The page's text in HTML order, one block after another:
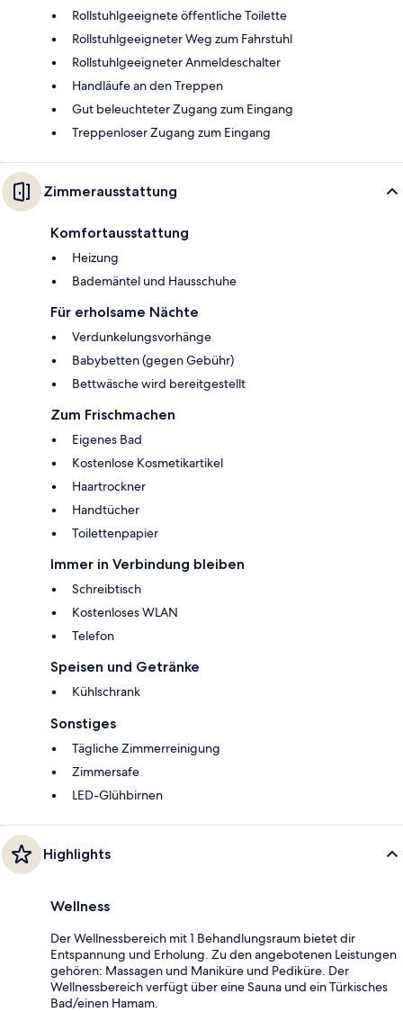
Rollstuhlgeeignete öffentliche Toilette
Rollstuhlgeeigneter Weg zum Fahrstuhl
Rollstuhlgeeigneter Anmeldeschalter
Handläufe an den Treppen
Gut beleuchteter Zugang zum Eingang
Treppenloser Zugang zum Eingang
Zimmerausstattung
Komfortausstattung
Heizung
Bademäntel und Hausschuhe
Für erholsame Nächte
Verdunkelungsvorhänge
Babybetten (gegen Gebühr)
Bettwäsche wird bereitgestellt
Zum Frischmachen
Eigenes Bad
Kostenlose Kosmetikartikel
Haartrockner
Handtücher
Toilettenpapier
Immer in Verbindung bleiben
Schreibtisch
Kostenloses WLAN
Telefon
Speisen und Getränke
Kühlschrank
Sonstiges
Tägliche Zimmerreinigung
Zimmersafe
LED-Glühbirnen
Highlights
Wellness
Der Wellnessbereich mit 1 Behandlungsraum bietet dir
Entspannung und Erholung. Zu den angebotenen Leistungen
gehören: Massagen und Maniküre und Pediküre. Der
Wellnessbereich verfügt über eine Sauna und ein Türkisches
Bad/einen Hamam.